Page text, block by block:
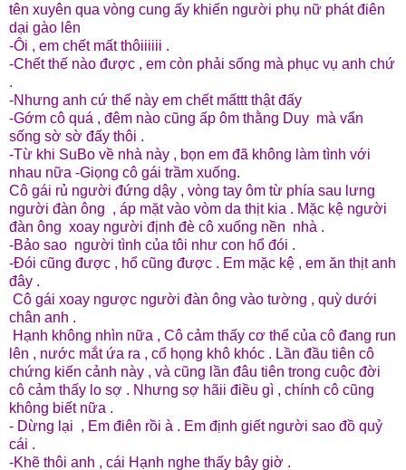
tên xuyên qua vòng cung ấy khiến người phụ nữ phát điên
dại gào lên
-Ôi , em chết mất thôiiiiii .
-Chết thế nào được , em còn phải sống mà phục vụ anh chứ
.
-Nhưng anh cứ thế này em chết mấttt thật đấy
-Gớm cô quá , đêm nào cũng ấp ôm thằng Duy mà vẩn
sống sờ sờ đấy thôi .
-Từ khi SuBo về nhà này , bọn em đã không làm tình với
nhau nữa -Giọng cô gái trầm xuống.
Cô gái rủ người đứng dậy , vòng tay ôm từ phía sau lưng
người đàn ông , áp mặt vào vòm da thịt kia . Mặc kệ người
đàn ông xoay người định đè cô xuống nền nhà .
-Bảo sao người tình của tôi như con hổ đói .
-Đói cũng được , hổ cũng được . Em mặc kệ , em ăn thịt anh
đây .
Cô gái xoay ngược người đàn ông vào tường , quỳ dưới
chân anh .
Hạnh không nhìn nữa , Cô cảm thấy cơ thể của cô đang run
lên , nước mắt ứa ra , cổ họng khô khóc . Lần đầu tiên cô
chứng kiến cảnh này , và cũng lần đâu tiên trong cuộc đời
cô cảm thấy lo sợ . Nhưng sợ hãii điều gì , chính cô cũng
không biết nữa .
- Dừng lại , Em điên rồi à . Em định giết người sao đồ quỷ
cái .
-Khẽ thôi anh , cái Hạnh nghe thấy bây giờ .